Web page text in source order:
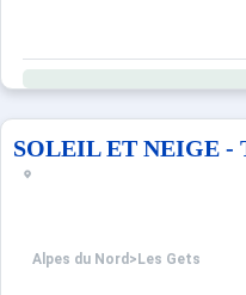
SOLEIL ET NEIGE -
Alpes du Nord > Les Gets